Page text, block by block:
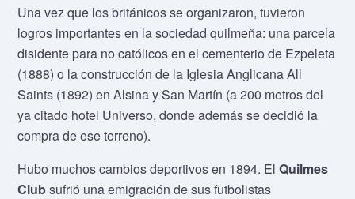
Una vez que los británicos se organizaron, tuvieron
logros importantes en la sociedad quilmeña: una parcela
disidente para no católicos en el cementerio de Ezpeleta
(1888) o la construcción de la Iglesia Anglicana All
Saints (1892) en Alsina y San Martín (a 200 metros del
ya citado hotel Universo, donde además se decidió la
compra de ese terreno).
Hubo muchos cambios deportivos en 1894. ElQuilmes
Clubsufrió una emigración de sus futbolistas